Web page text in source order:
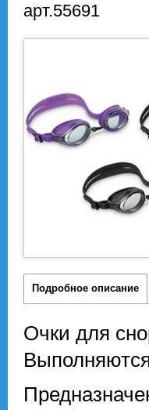
арт.55691
Подробное описание
Очки для